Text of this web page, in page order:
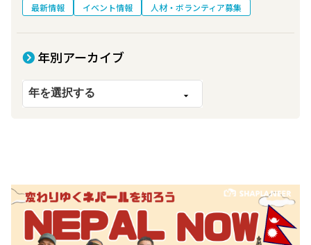
最新情報 イベント情報 人材・ボランティア募集
年別アーカイブ